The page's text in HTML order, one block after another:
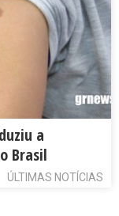
a
Brasil
ÚLTIMAS NOTÍCIAS